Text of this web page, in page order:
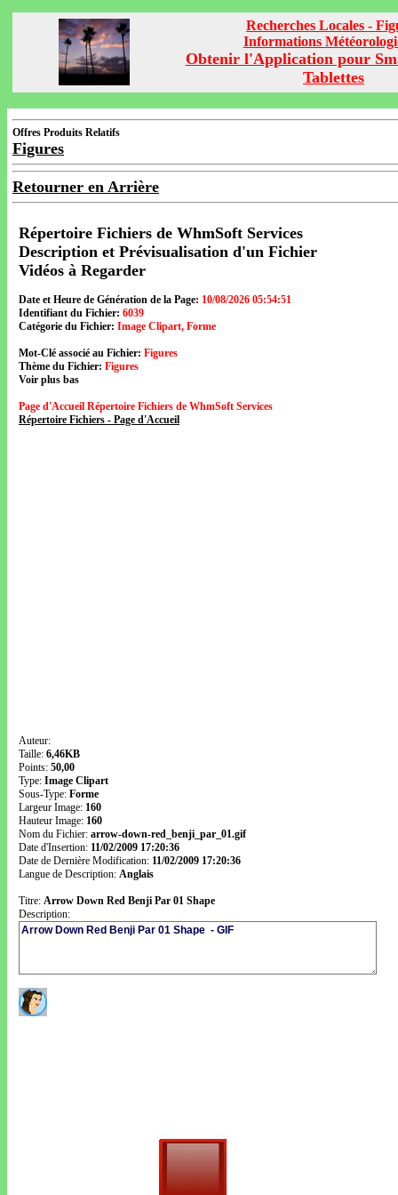
Recherches Locales -
Informations
Obtenir l'Application pour
Tablettes
Offres Produits Relatifs
Figures
Retourner en Arrière
Répertoire Fichiers de WhmSoft Services
Description et Prévisualisation d'un Fichier
Vidéos à Regarder
Date et Heure de Génération de la Page: 10/08/2026 05:54:51
Identifiant du Fichier: 6039
Catégorie du Fichier: Image Clipart, Forme
Mot-Clé associé au Fichier: Figures
Thème du Fichier: Figures
Voir plus bas
Page d'Accueil Répertoire Fichiers de WhmSoft Services
Répertoire Fichiers - Page d'Accueil
Auteur:
Taille: 6,46KB
Points: 50,00
Type: Image Clipart
Sous-Type: Forme
Largeur Image: 160
Hauteur Image: 160
Nom du Fichier: arrow-down-red_benji_par_01.gif
Date d'Insertion: 11/02/2009 17:20:36
Date de Dernière Modification: 11/02/2009 17:20:36
Langue de Description: Anglais
Titre: Arrow Down Red Benji Par 01 Shape
Description: